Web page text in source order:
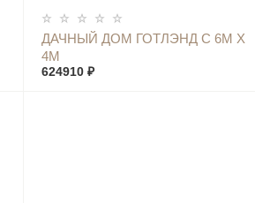
ДАЧНЫЙ ДОМ ГОТЛЭНД С 6М Х
4М
624910 ₽
КУПИТЬ